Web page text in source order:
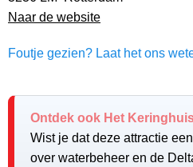
Naar de website
Foutje gezien? Laat het ons
Ontdek ook Het
Wist je dat deze attractie
over waterbeheer en de